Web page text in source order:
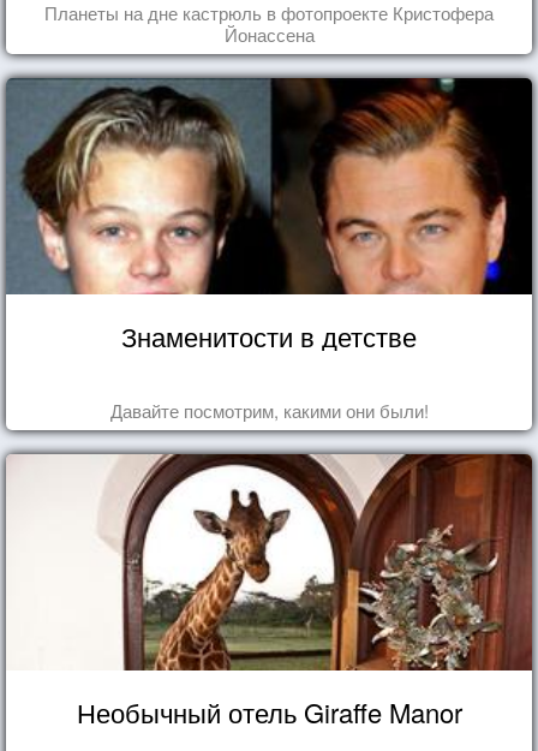
Планеты на дне кастрюль в фотопроекте Кристофера
Йонассена
Знаменитости в детстве
Давайте посмотрим, какими они были!
Необычный отель Giraffe Manor